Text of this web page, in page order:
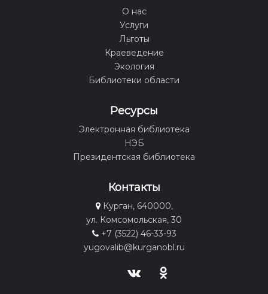
О нас
Услуги
Льготы
Краеведение
Экология
Библиотеки области
Ресурсы
Электронная библиотека
НЭБ
Президентская библиотека
Контакты
Курган, 640000,
ул. Комсомольская, 30
+7 (3522) 46-33-93
yugovalib@kurganobl.ru